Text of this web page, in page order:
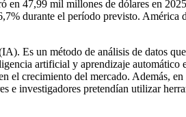
47,99 mil millones de dólares en
durante el período previsto.
Es un método de análisis de datos
artificial y aprendizaje
el crecimiento del mercado. Además,
investigadores pretendían utilizar